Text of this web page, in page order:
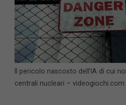
Il pericolo nascosto dell’IA di cui
centrali nucleari – videogiochi.com